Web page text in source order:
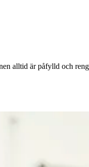
alltid är påfylld och